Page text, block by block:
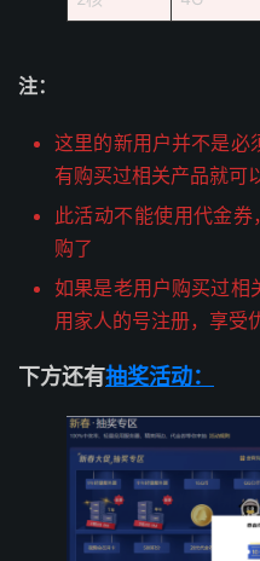
注：
这里的新用户并不是必
有购买过相关产品就可
此活动不能使用代金
购了
如果是老用户购买过相
用家人的号注册，享受
下方还有抽奖活动：